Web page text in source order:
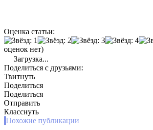
Оценка статьи:
оценок нет)
Загрузка...
Поделиться с друзьями:
Твитнуть
Поделиться
Поделиться
Отправить
Класснуть
Похожие публикации